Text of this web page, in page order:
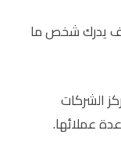
يدرك شخص ما
الشركات
عملائها.